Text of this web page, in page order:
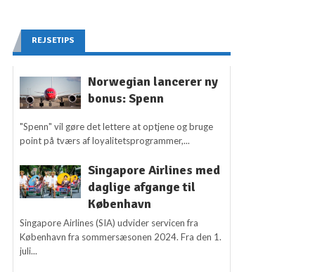
REJSETIPS
Norwegian lancerer ny
bonus: Spenn
"Spenn" vil gøre det lettere at optjene og bruge
point på tværs af loyalitetsprogrammer,...
Singapore Airlines med
daglige afgange til
København
Singapore Airlines (SIA) udvider servicen fra
København fra sommersæsonen 2024. Fra den 1.
juli...